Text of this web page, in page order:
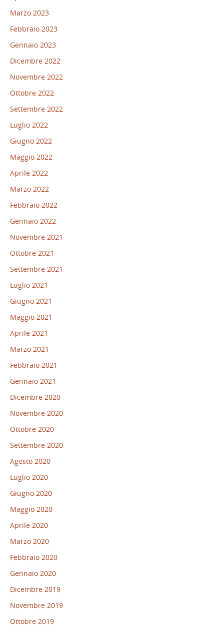
Marzo 2023
Febbraio 2023
Gennaio 2023
Dicembre 2022
Novembre 2022
Ottobre 2022
Settembre 2022
Luglio 2022
Giugno 2022
Maggio 2022
Aprile 2022
Marzo 2022
Febbraio 2022
Gennaio 2022
Novembre 2021
Ottobre 2021
Settembre 2021
Luglio 2021
Giugno 2021
Maggio 2021
Aprile 2021
Marzo 2021
Febbraio 2021
Gennaio 2021
Dicembre 2020
Novembre 2020
Ottobre 2020
Settembre 2020
Agosto 2020
Luglio 2020
Giugno 2020
Maggio 2020
Aprile 2020
Marzo 2020
Febbraio 2020
Gennaio 2020
Dicembre 2019
Novembre 2019
Ottobre 2019